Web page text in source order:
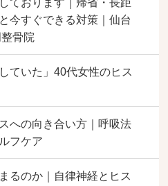
今すぐできる対策｜仙台
骨院
ていた」40代女性のヒス
への向き合い方｜呼吸法
フケア
るのか｜自律神経とヒス